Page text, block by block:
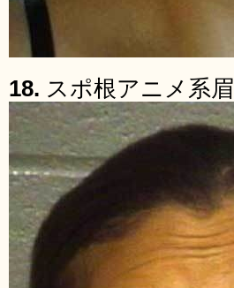
18. スポ根アニメ系眉